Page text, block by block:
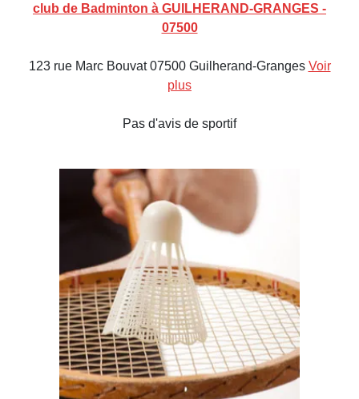
club de Badminton à GUILHERAND-GRANGES -
07500
123 rue Marc Bouvat 07500 Guilherand-Granges Voir
plus
Pas d'avis de sportif